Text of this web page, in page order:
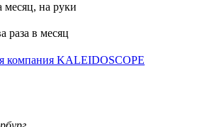
месяц, на руки
раза в месяц
компания KALEIDOSCOPE